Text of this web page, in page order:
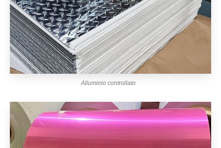
Alluminio controllato